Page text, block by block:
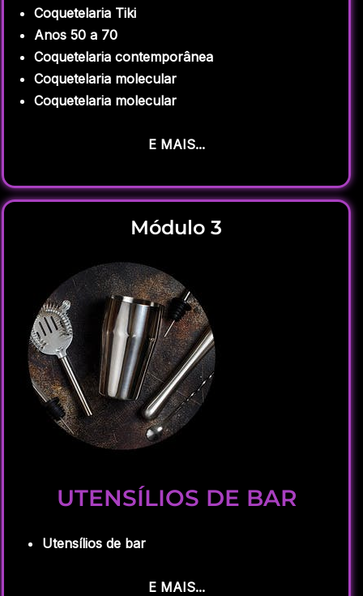
Coquetelaria Tiki
Anos 50 a 70
Coquetelaria contemporânea
Coquetelaria molecular
Coquetelaria molecular
E MAIS...
Módulo 3
UTENSÍLIOS DE BAR
Utensílios de bar
E MAIS...